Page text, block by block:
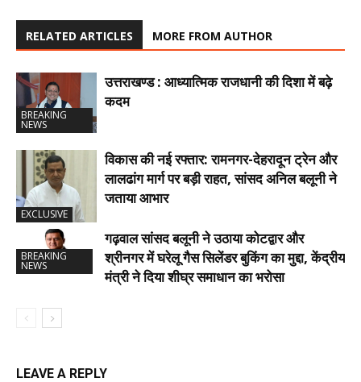
RELATED ARTICLES MORE FROM AUTHOR
BREAKING
NEWS
उत्तराखण्ड : आध्यात्मिक राजधानी की दिशा में बढ़े
कदम
EXCLUSIVE
विकास की नई रफ्तार: रामनगर-देहरादून ट्रेन और
लालढांग मार्ग पर बड़ी राहत, सांसद अनिल बलूनी ने
जताया आभार
BREAKING
NEWS
गढ़वाल सांसद बलूनी ने उठाया कोटद्वार और
श्रीनगर में घरेलू गैस सिलेंडर बुकिंग का मुद्दा, केंद्रीय
मंत्री ने दिया शीघ्र समाधान का भरोसा
LEAVE A REPLY